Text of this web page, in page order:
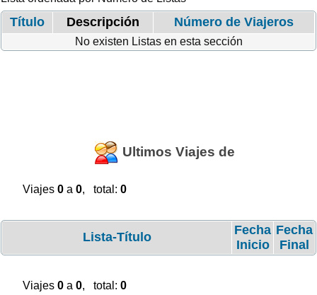
Título Descripción Número de Viajeros
No existen Listas en esta sección
Ultimos Viajes de
Viajes 0a 0, total: 0
Lista-Título
Fecha
Inicio
Fecha
Final
Viajes 0a 0, total: 0